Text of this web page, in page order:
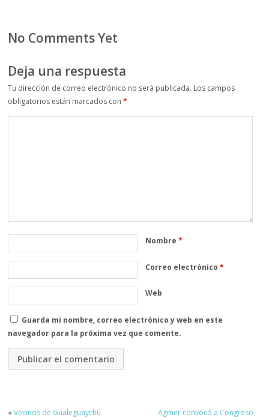
No Comments Yet
Deja una respuesta
Tu dirección de correo electrónico no será publicada. Los campos
obligatorios están marcados con*
Nombre*
Correo electrónico*
Web
Guarda mi nombre, correo electrónico y web en este
navegador para la próxima vez que comente.
«Vecinos de Gualeguaychú
Agmer convocó a Congreso